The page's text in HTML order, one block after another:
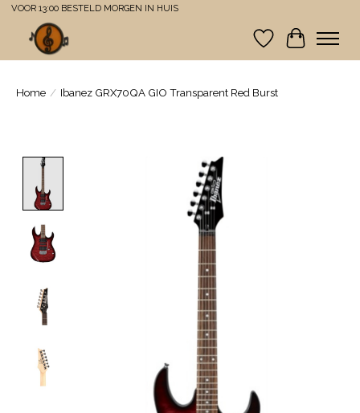
VOOR 13:00 BESTELD MORGEN IN HUIS
Verlanglijst
Home / Ibanez GRX70QA GIO Transparent Red Burst
Product image slideshow Items